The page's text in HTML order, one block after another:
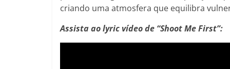
criando uma atmosfera que equilibra
Assista ao lyric vídeo de “Shoot Me First”: